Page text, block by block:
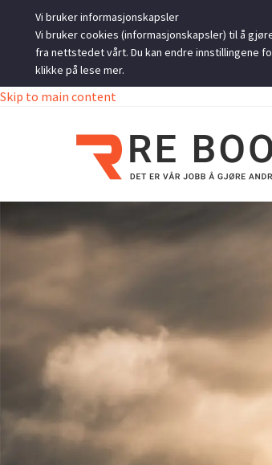
Skip to main content
Vi bruker informasjonskapsler
Vi bruker cookies (informasjonskapsler) til å
fra nettstedet vårt. Du kan endre innstillingene
klikke på lese mer.